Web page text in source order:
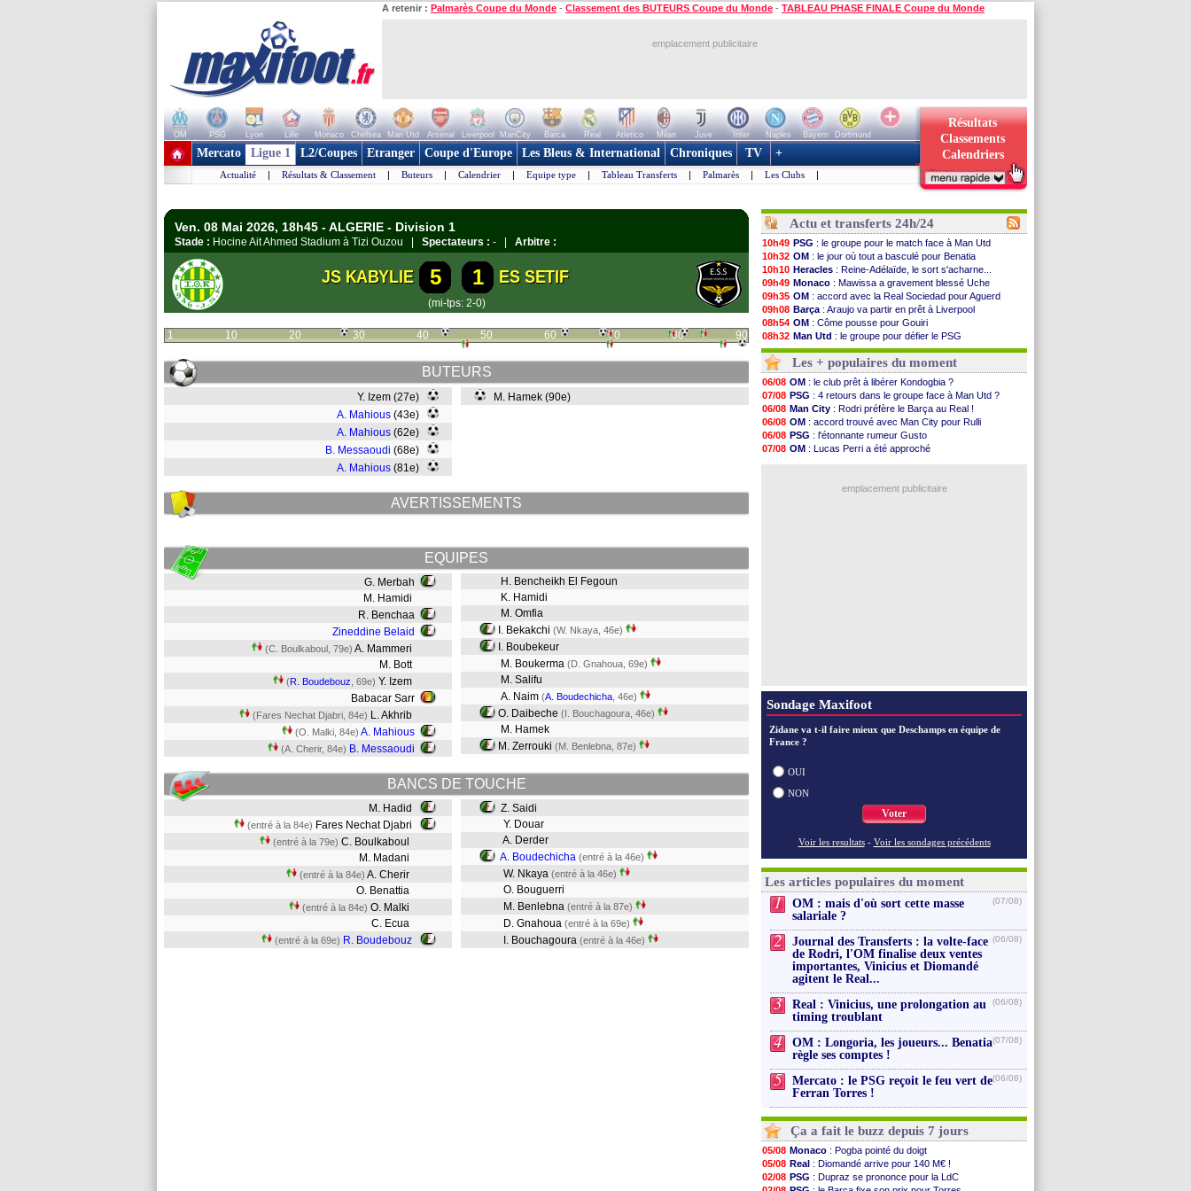
A retenir : Palmarès Coupe du Monde - Classement des BUTEURS Coupe du Monde - TABLEAU PHASE FINALE Coupe du Monde
emplacement publicitaire
OM PSG Lyon Lille Monaco Chelsea Man Utd Arsenal Liverpool ManCity Barca Real Atletico Milan Juve Inter Naples Bayern
Dortmund
+ de clubs
Résultats
Classements
Calendriers
Mercato Ligue 1 L2/Coupes Etranger Coupe d'Europe Les Bleus & International Chroniques TV +
Actualité | Résultats & Classement | Buteurs | Calendrier | Equipe type | Tableau Transferts | Palmarès | Les Clubs |
Ven. 08 Mai 2026, 18h45 - ALGERIE - Division 1
Stade : Hocine Ait Ahmed Stadium à Tizi Ouzou | Spectateurs : - | Arbitre :
JS KABYLIE 5 1 ES SETIF
(mi-tps: 2-0)
1 10 20 30 40 50 60 70 80 90
BUTEURS
Y. Izem (27e)
A. Mahious (43e)
A. Mahious (62e)
B. Messaoudi (68e)
A. Mahious (81e)
M. Hamek (90e)
AVERTISSEMENTS
EQUIPES
G. Merbah
M. Hamidi
R. Benchaa
Zineddine Belaid
(C. Boulkaboul, 79e) A. Mammeri
M. Bott
(R. Boudebouz , 69e) Y. Izem
Babacar Sarr
(Fares Nechat Djabri, 84e) L. Akhrib
(O. Malki, 84e) A. Mahious
(A. Cherir, 84e) B. Messaoudi
H. Bencheikh El Fegoun
K. Hamidi
M. Omfia
I. Bekakchi (W. Nkaya, 46e)
I. Boubekeur
M. Boukerma (D. Gnahoua, 69e)
M. Salifu
A. Naim (A. Boudechicha , 46e)
O. Daibeche (I. Bouchagoura, 46e)
M. Hamek
M. Zerrouki (M. Benlebna, 87e)
BANCS DE TOUCHE
M. Hadid
(entré à la 84e) Fares Nechat Djabri
(entré à la 79e) C. Boulkaboul
M. Madani
(entré à la 84e) A. Cherir
O. Benattia
(entré à la 84e) O. Malki
C. Ecua
(entré à la 69e) R. Boudebouz
Z. Saidi
Y. Douar
A. Derder
A. Boudechicha (entré à la 46e)
W. Nkaya (entré à la 46e)
O. Bouguerri
M. Benlebna (entré à la 87e)
D. Gnahoua (entré à la 69e)
I. Bouchagoura (entré à la 46e)
Actu et transferts 24h/24
10h49 PSG : le groupe pour le match face à Man Utd
10h32 OM : le jour où tout a basculé pour Benatia
10h10 Heracles : Reine-Adélaïde, le sort s'acharne...
09h49 Monaco : Mawissa a gravement blessé Uche
09h35 OM : accord avec la Real Sociedad pour Aguerd
09h08 Barça : Araujo va partir en prêt à Liverpool
08h54 OM : Côme pousse pour Gouiri
08h32 Man Utd : le groupe pour défier le PSG
07/08 L3: Caen premier leader
07/08
OM: Højbjerg, son agent maintient le suspense
07/08 OM: Gouiri évoque son avenir
07/08 Leipzig: le transfert d'Asllani tombe à l'eau
07/08 L3: 1ère utilisation du Football Video Support
07/08 OM : Benatia envoie une pique à Longoria
07/08 Villarreal: Al-Ahli veut Pape Gueye
07/08 Lyon : la dernière saison de Fonseca ?
07/08 OM : un nouveau prétendant pour Højbjerg
: 4 retours dans le groupe face à Man Utd ...
Les + populaires du moment
06/08 OM : le club prêt à libérer Kondogbia ?
07/08 PSG : 4 retours dans le groupe face à Man Utd ?
06/08 Man City : Rodri préfère le Barça au Real !
06/08 OM : accord trouvé avec Man City pour Rulli
06/08 PSG : l'étonnante rumeur Gusto
07/08 OM : Lucas Perri a été approché
emplacement publicitaire
Sondage Maxifoot
Zidane va t-il faire mieux que Deschamps en équipe de
France ?
OUI
NON
Voter
Voir les resultats - Voir les sondages précédents
Les articles populaires du moment
1
OM : mais d'où sort cette masse
salariale ?
(07/08)
2
Journal des Transferts : la volte-face
de Rodri, l'OM finalise deux ventes
importantes, Vinicius et Diomandé
agitent le Real...
(06/08)
3
Real : Vinicius, une prolongation au
timing troublant
(06/08)
4
OM : Longoria, les joueurs... Benatia
règle ses comptes !
(07/08)
5
Mercato : le PSG reçoit le feu vert de
Ferran Torres !
(06/08)
Ça a fait le buzz depuis 7 jours
05/08 Monaco : Pogba pointé du doigt
05/08 Real : Diomandé arrive pour 140 M€ !
02/08 PSG : Dupraz se prononce pour la LdC